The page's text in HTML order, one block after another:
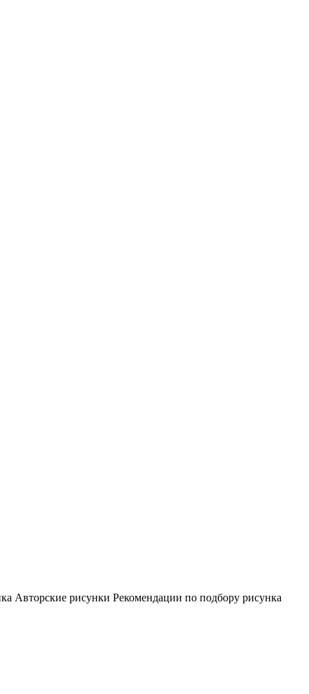
Авторские рисунки Рекомендации по подбору рисунка